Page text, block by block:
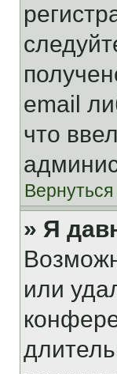
email
что
» Я
или